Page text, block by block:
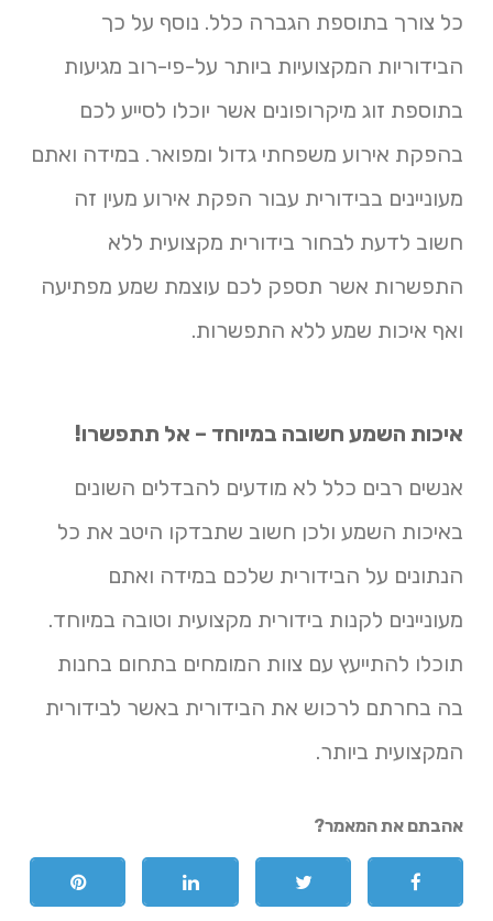
כל צורך בתוספת הגברה כלל. נוסף על כך
הבידוריות המקצועיות ביותר על-פי-רוב מגיעות
בתוספת זוג מיקרופונים אשר יוכלו לסייע לכם
בהפקת אירוע משפחתי גדול ומפואר. במידה ואתם
מעוניינים בבידורית עבור הפקת אירוע מעין זה
חשוב לדעת לבחור בידורית מקצועית ללא
התפשרות אשר תספק לכם עוצמת שמע מפתיעה
ואף איכות שמע ללא התפשרות.
איכות השמע חשובה במיוחד – אל תתפשרו!
אנשים רבים כלל לא מודעים להבדלים השונים
באיכות השמע ולכן חשוב שתבדקו היטב את כל
הנתונים על הבידורית שלכם במידה ואתם
מעוניינים לקנות בידורית מקצועית וטובה במיוחד.
תוכלו להתייעץ עם צוות המומחים בתחום בחנות
בה בחרתם לרכוש את הבידורית באשר לבידורית
המקצועית ביותר.
אהבתם את המאמר?